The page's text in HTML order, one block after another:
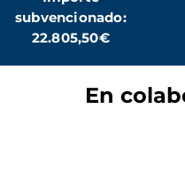
subvencionado:
22.805,50€
En